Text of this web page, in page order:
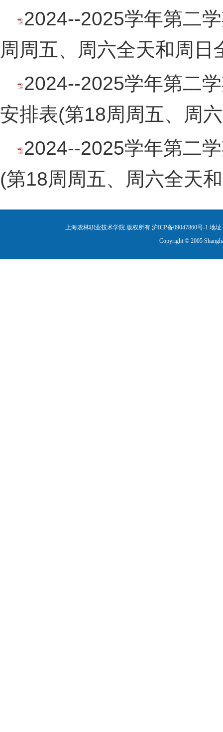
2024--2025学年第二
周周五、周六全天和周日
2024--2025学年第二
安排表(第18周周五、周
2024--2025学年第二
(第18周周五、周六全天
上海农林职业技术学院 版权所有 沪ICP备09047860号-1 地址
Copyright © 2005